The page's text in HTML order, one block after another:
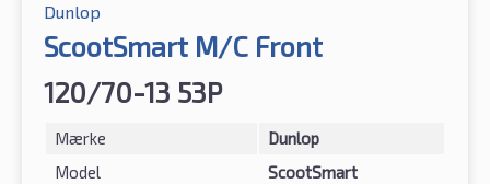
Dunlop
ScootSmart M/C Front
120/70-13 53P
Mærke
Dunlop
Model
ScootSmart